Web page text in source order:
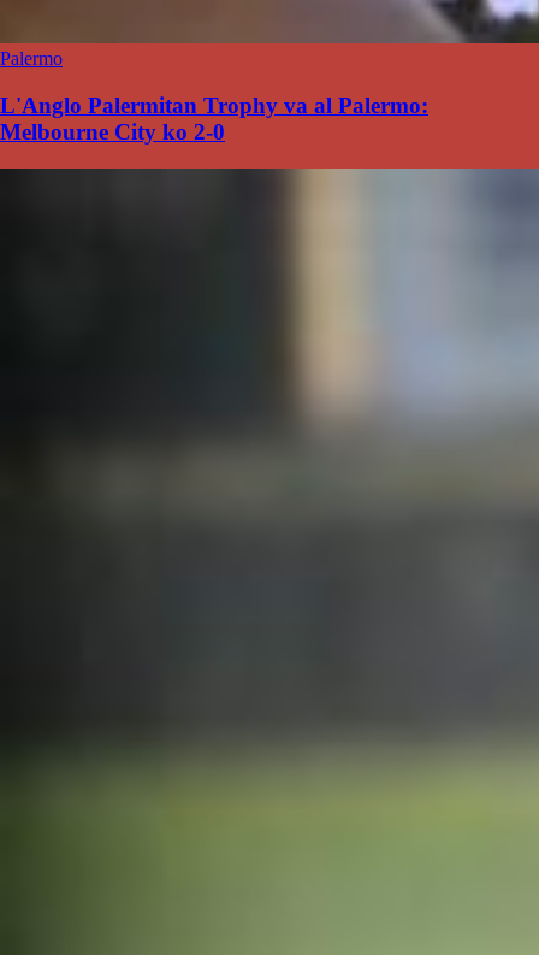
Palermo
L'Anglo Palermitan Trophy va al Palermo:
Melbourne City ko 2-0